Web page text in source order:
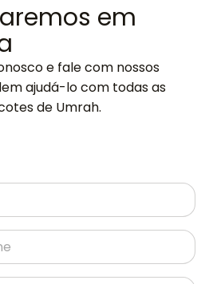
em
e fale com nossos
ajudá-lo com todas as
de Umrah.